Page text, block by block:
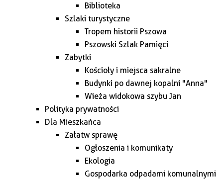
Biblioteka
Szlaki turystyczne
Tropem historii Pszowa
Pszowski Szlak Pamięci
Zabytki
Kościoły i miejsca sakralne
Budynki po dawnej kopalni "Anna"
Wieża widokowa szybu Jan
Polityka prywatności
Dla Mieszkańca
Załatw sprawę
Ogłoszenia i komunikaty
Ekologia
Gospodarka odpadami komunalnymi